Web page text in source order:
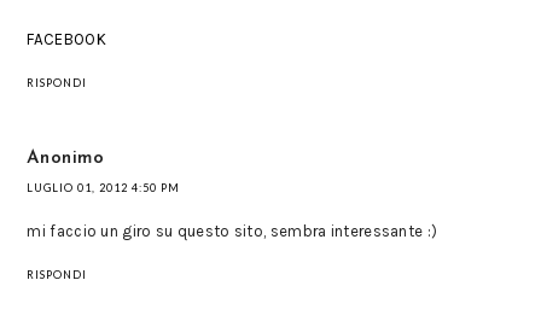
FACEBOOK
RISPONDI
Anonimo
LUGLIO 01, 2012 4:50 PM
mi faccio un giro su questo sito, sembra interessante :)
RISPONDI